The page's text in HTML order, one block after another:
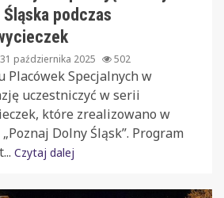
podczas
31 października 2025 502
Placówek Specjalnych w
uczestniczyć w serii
które zrealizowano w
Dolny Śląsk”. Program
Czytaj dalej